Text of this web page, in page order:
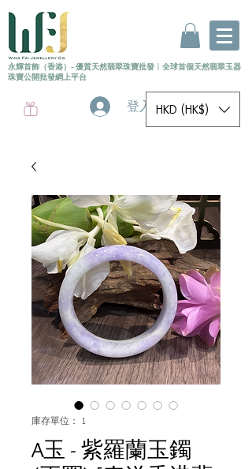
永輝首飾（香港）- 優質天然翡翠珠寶批發 〡 全球首個天然翡翠玉器
珠寶公開批發網上平台
登入 HKD (HK$)
庫存單位： 1
A玉 - 紫羅蘭玉鐲